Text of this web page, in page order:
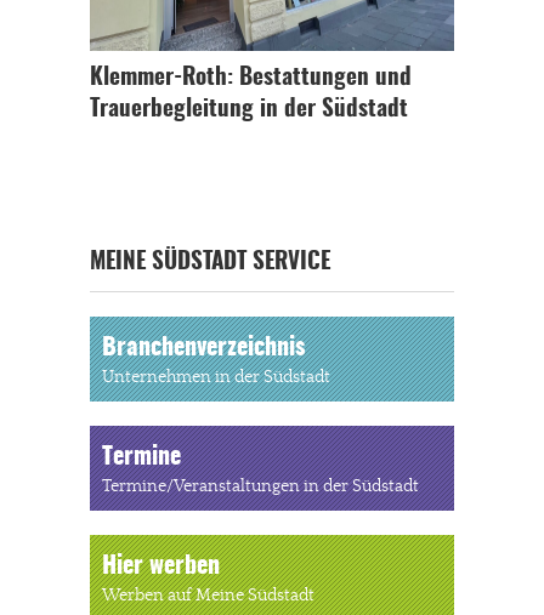
Klemmer-Roth: Bestattungen und
Trauerbegleitung in der Südstadt
MEINE SÜDSTADT SERVICE
Branchenverzeichnis
Unternehmen in der Südstadt
Termine
Termine/Veranstaltungen in der Südstadt
Hier werben
Werben auf Meine Südstadt